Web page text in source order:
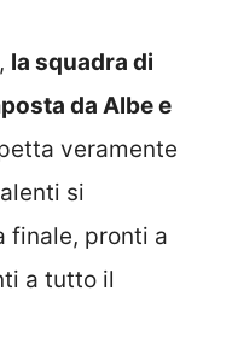
la squadra di
da Albe e
veramente
si
finale, pronti a
a tutto il